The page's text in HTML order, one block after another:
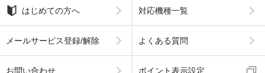
はじめての方へ 対応機種一覧
メールサービス登録/解除 よくある質問
お問い合わせ ポイント表示設定